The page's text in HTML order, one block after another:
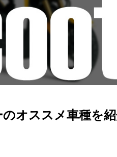
オススメ車種を